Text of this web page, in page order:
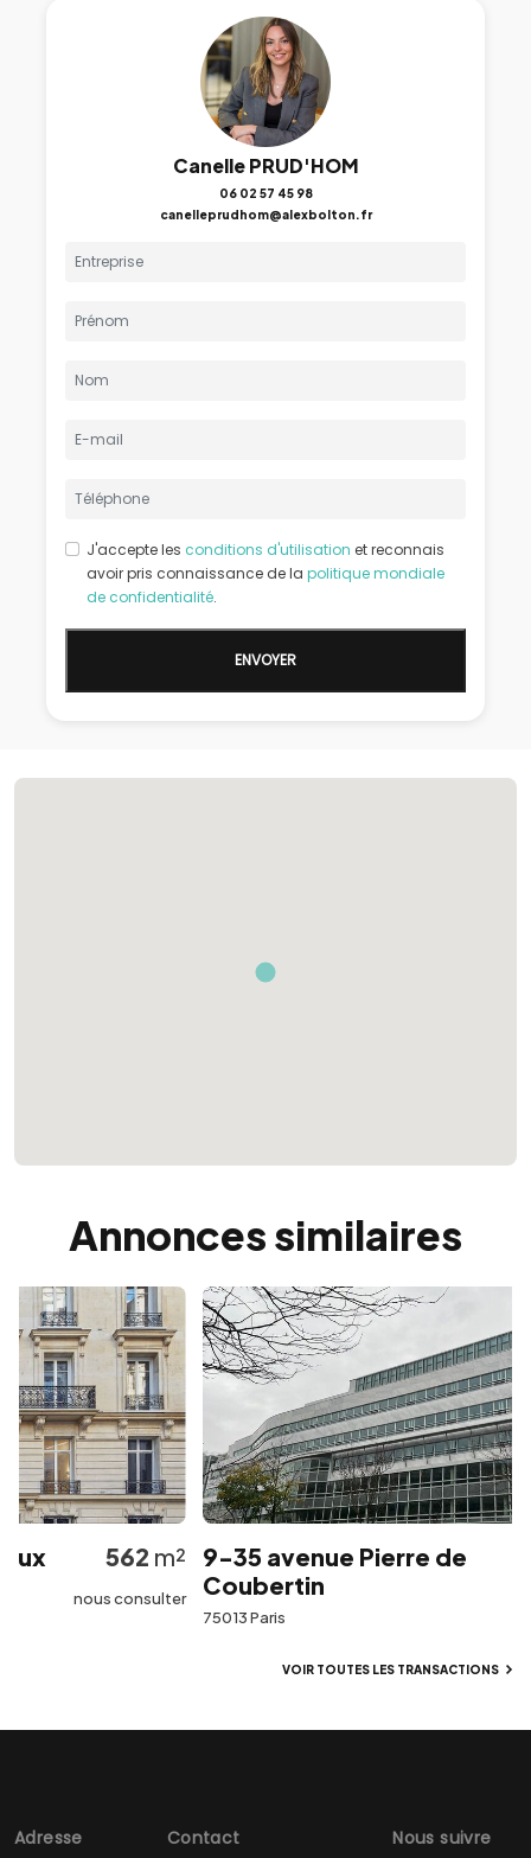
Canelle PRUD'HOM
06 02 57 45 98
canelleprudhom@alexbolton.fr
J'accepte les conditions d'utilisation et reconnais
avoir pris connaissance de la politique mondiale
de confidentialité.
Annonces similaires
562m²
nous consulter
9-35 avenue Pierre de
Coubertin
75013 Paris
VOIR TOUTES LES TRANSACTIONS
Adresse Contact Nous suivre